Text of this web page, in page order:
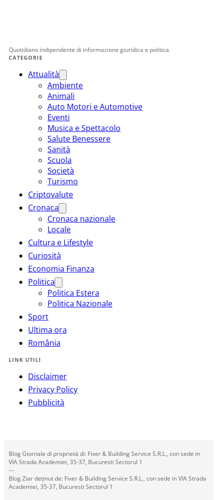
Quotidiano indipendente di informazione giuridica e politica.
CATEGORIE
Attualità
Ambiente
Animali
Auto Motori e Automotive
Eventi
Musica e Spettacolo
Salute Benessere
Sanità
Scuola
Società
Turismo
Criptovalute
Cronaca
Cronaca nazionale
Locale
Cultura e Lifestyle
Curiosità
Economia Finanza
Politica
Politica Estera
Politica Nazionale
Sport
Ultima ora
România
LINK UTILI
Disclaimer
Privacy Policy
Pubblicità
Blog Giornale di proprietà di: Fixer & Building Service S.R.L., con sede in
VIA Strada Academiei, 35-37, Bucuresti Sectorul 1
---
Blog Ziar deținut de: Fixer & Building Service S.R.L., con sede in VIA Strada
Academiei, 35-37, Bucuresti Sectorul 1